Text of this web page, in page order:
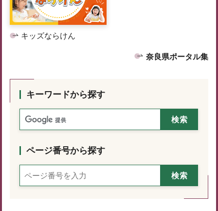
キッズならけん
奈良県ポータル集
キーワードから探す
ページ番号から探す